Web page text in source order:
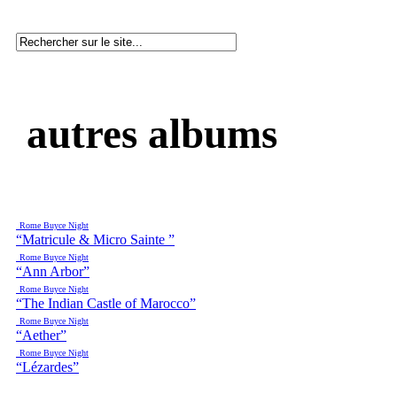
autres albums
Rome Buyce Night
“Matricule & Micro Sainte ”
Rome Buyce Night
“Ann Arbor”
Rome Buyce Night
“The Indian Castle of Marocco”
Rome Buyce Night
“Aether”
Rome Buyce Night
“Lézardes”